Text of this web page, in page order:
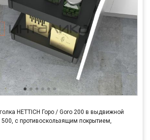
HETTICH Горо / Goro 200 в выдвижной
с противоскользящим покрытием,